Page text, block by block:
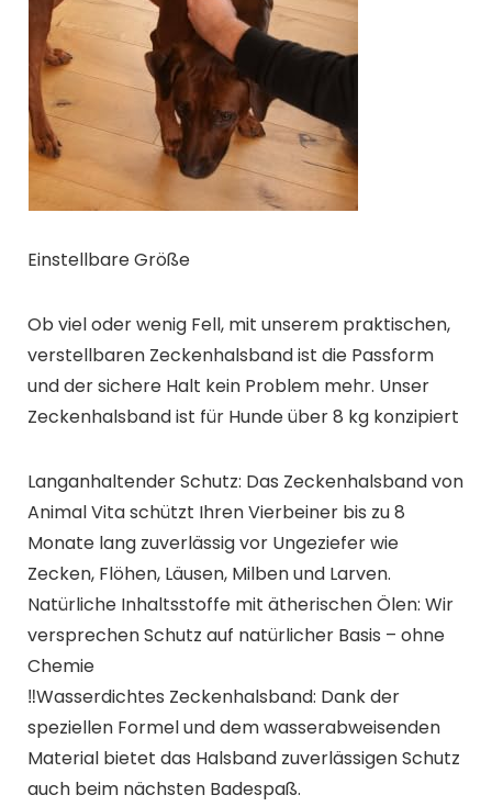
Einstellbare Größe
Ob viel oder wenig Fell, mit unserem praktischen,
verstellbaren Zeckenhalsband ist die Passform
und der sichere Halt kein Problem mehr. Unser
Zeckenhalsband ist für Hunde über 8 kg konzipiert
Langanhaltender Schutz: Das Zeckenhalsband von
Animal Vita schützt Ihren Vierbeiner bis zu 8
Monate lang zuverlässig vor Ungeziefer wie
Zecken, Flöhen, Läusen, Milben und Larven.
Natürliche Inhaltsstoffe mit ätherischen Ölen: Wir
versprechen Schutz auf natürlicher Basis – ohne
Chemie
‼️Wasserdichtes Zeckenhalsband: Dank der
speziellen Formel und dem wasserabweisenden
Material bietet das Halsband zuverlässigen Schutz
auch beim nächsten Badespaß.